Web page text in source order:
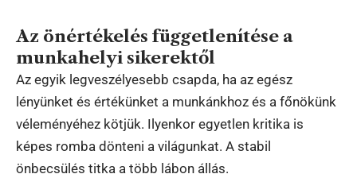
Az önértékelés függetlenítése a
munkahelyi sikerektől
Az egyik legveszélyesebb csapda, ha az egész
lényünket és értékünket a munkánkhoz és a főnökünk
véleményéhez kötjük. Ilyenkor egyetlen kritika is
képes romba dönteni a világunkat. A stabil
önbecsülés titka a több lábon állás.